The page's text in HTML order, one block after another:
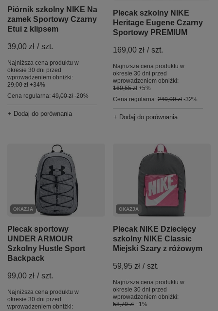
Piórnik szkolny NIKE Na
zamek Sportowy Czarny
Etui z klipsem
39,00 zł / szt.
Najniższa cena produktu w
okresie 30 dni przed
wprowadzeniem obniżki:
29,00 zł +34%
Cena regularna: 49,00 zł -20%
+ Dodaj do porównania
Plecak szkolny NIKE
Heritage Eugene Czarny
Sportowy PREMIUM
169,00 zł / szt.
Najniższa cena produktu w
okresie 30 dni przed
wprowadzeniem obniżki:
160,55 zł +5%
Cena regularna: 249,00 zł -32%
+ Dodaj do porównania
OKAZJA
Plecak sportowy
UNDER ARMOUR
Szkolny Hustle Sport
Backpack
99,00 zł / szt.
Najniższa cena produktu w
okresie 30 dni przed
wprowadzeniem obniżki:
OKAZJA
Plecak NIKE Dziecięcy
szkolny NIKE Classic
Miejski Szary z różowym
59,95 zł / szt.
Najniższa cena produktu w
okresie 30 dni przed
wprowadzeniem obniżki:
58,79 zł +1%